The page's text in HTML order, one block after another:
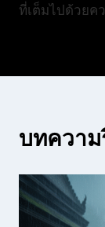
ที่เต็มไปด้วยค
บทความ